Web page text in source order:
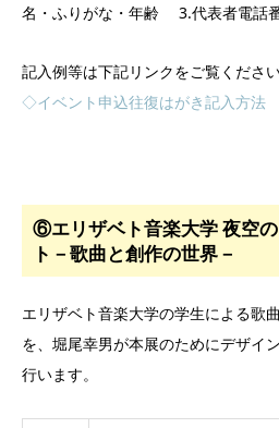
名・ふりがな・年齢 3.代表者電話
記入例等は下記リンクをご覧ください
◇イベント申込往復はがき記入方法
⑥エリザベト音楽大学 夜空
ト－歌曲と創作の世界－
エリザベト音楽大学の学生による歌
を、堀尾幸男が本展のためにデザイ
行います。